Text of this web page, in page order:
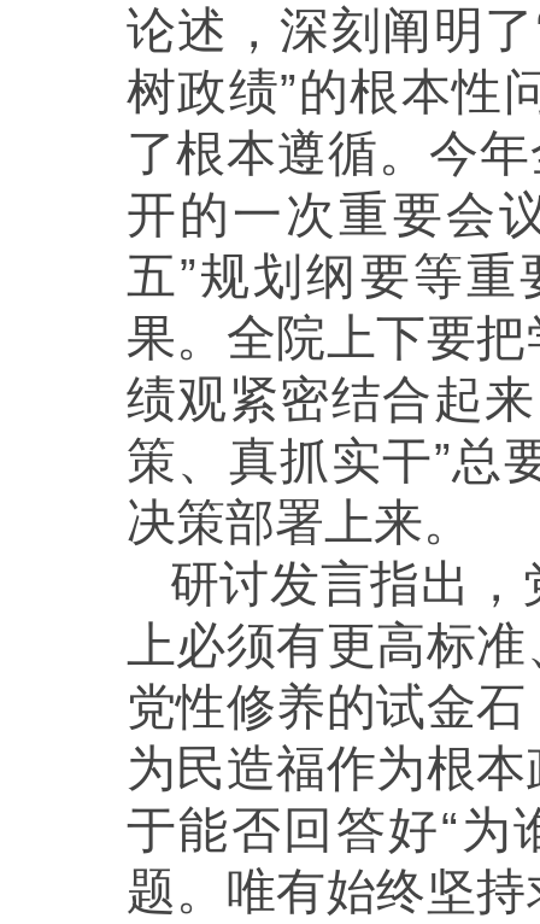
论述，深刻阐明
树政绩”的根本性
了根本遵循。今
开的一次重要会
五”规划纲要等
果。全院上下要
绩观紧密结合起
策、真抓实干”总
决策部署上来。
研讨发言指出
上必须有更高标
党性修养的试金
为民造福作为根
于能否回答好“为
题。唯有始终坚